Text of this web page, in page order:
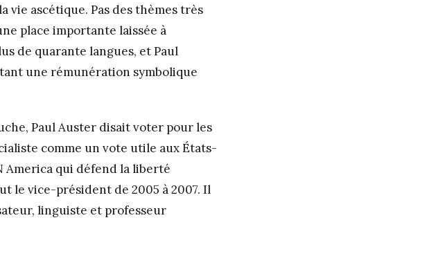
vie ascétique. Pas des thèmes très
place importante laissée à
de quarante langues, et Paul
une rémunération symbolique
Paul Auster disait voter pour les
comme un vote utile aux États-
America qui défend la liberté
le vice-président de 2005 à 2007. Il
linguiste et professeur